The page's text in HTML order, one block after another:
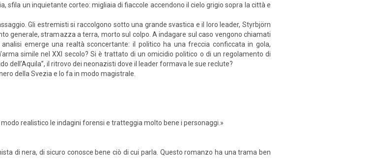
sfila un inquietante corteo: migliaia di fiaccole accendono il cielo grigio sopra la città e
Gli estremisti si raccolgono sotto una grande svastica e il loro leader, Styrbjörn
generale, stramazza a terra, morto sul colpo. A indagare sul caso vengono chiamati
emerge una realtà sconcertante: il politico ha una freccia conficcata in gola,
simile nel XXI secolo? Si è trattato di un omicidio politico o di un regolamento di
dell’Aquila”, il ritrovo dei neonazisti dove il leader formava le sue reclute?
della Svezia e lo fa in modo magistrale.
realistico le indagini forensi e tratteggia molto bene i personaggi.»
di nera, di sicuro conosce bene ciò di cui parla. Questo romanzo ha una trama ben